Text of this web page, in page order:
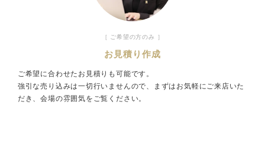
［ ご希望の方のみ ］
お見積り作成
ご希望に合わせたお見積りも可能です。
強引な売り込みは一切行いませんので、まずはお気軽にご来店いた
だき、会場の雰囲気をご覧ください。